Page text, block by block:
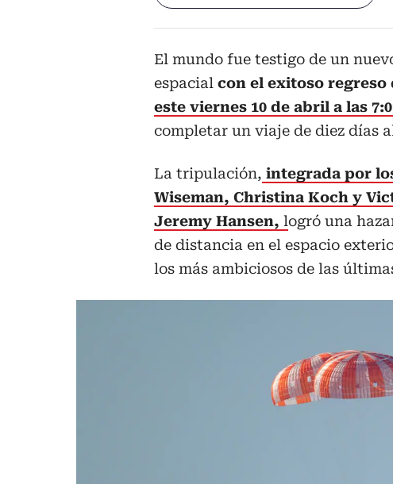
El mundo fue testigo de un
espacial con el exitoso regreso
este viernes 10 de abril a las
completar un viaje de diez días
La tripulación, integrada por
Wiseman, Christina Koch y
Jeremy Hansen, logró una
de distancia en el espacio
los más ambiciosos de las